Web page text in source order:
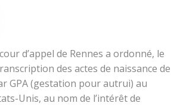
d’appel de Rennes a ordonné, le
des actes de naissance de
GPA (gestation pour autrui) au
Unis, au nom de l’intérêt de